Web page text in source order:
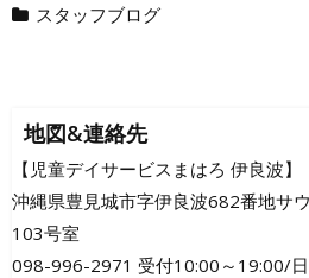
スタッフブログ
地図&連絡先
【児童デイサービスまはろ 伊良波】
沖縄県豊見城市字伊良波682番地サ
103号室
098-996-2971 受付10:00～19:00/